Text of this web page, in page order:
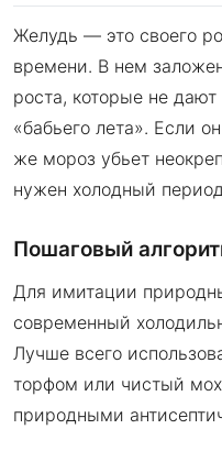
Желудь — это своего
времени. В нем
роста, которые не
«бабьего лета». Если
же мороз убьет
нужен холодный
Пошаговый
Для имитации
современный
Лучше всего
торфом или чистый
природными